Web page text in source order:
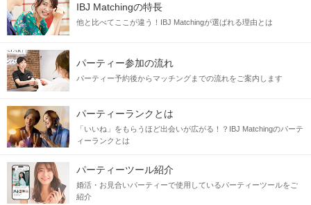
IBJ Matchingの特長
他と比べてここが違う！IBJ Matchingが選ばれる理由とは
パーティー参加の流れ
パーティー予約後からマッチングまでの流れをご案内します
パーティーランクとは
「いいね」をもらうほど出会いが広がる！？IBJ Matchingのパーテ
ィーランクとは
パーティーツール紹介
婚活・お見合いパーティーで使用しているパーティーツールをご
紹介